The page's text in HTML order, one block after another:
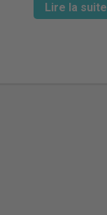
Lire la suite